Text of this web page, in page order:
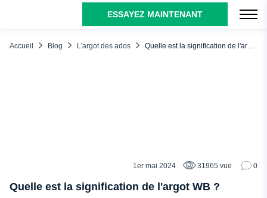
ESSAYEZ MAINTENANT
Accueil Blog L'argot des ados Quelle est la signification de l'argot WB ?
1er mai 2024 31965 vue 0
Quelle est la signification de l'argot WB ?
Comprendre l'argot "WB